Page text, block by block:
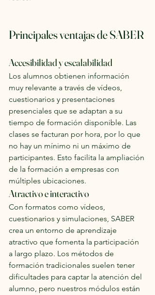
Principales ventajas de SABER
Accesibilidad y escalabilidad
Los alumnos obtienen información
muy relevante a través de vídeos,
cuestionarios y presentaciones
presenciales que se adaptan a su
tiempo de formación disponible. Las
clases se facturan por hora, por lo que
no hay un mínimo ni un máximo de
participantes. Esto facilita la ampliación
de la formación a empresas con
múltiples ubicaciones.
Atractivo e interactivo
Con formatos como vídeos,
cuestionarios y simulaciones, SABER
crea un entorno de aprendizaje
atractivo que fomenta la participación
a largo plazo. Los métodos de
formación tradicionales suelen tener
dificultades para captar la atención del
alumno, pero nuestros módulos están